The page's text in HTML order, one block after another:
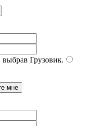
выбрав Грузовик.